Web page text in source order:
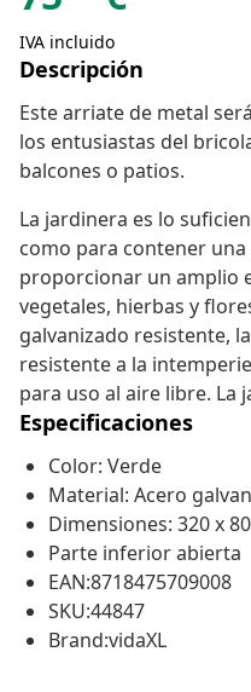
IVA incluido
Descripción
Este arriate de metal
los entusiastas del
balcones o patios.
La jardinera es lo
como para contener
proporcionar un amplio
vegetales, hierbas y
galvanizado resistente,
resistente a la
para uso al aire libre. La
Especificaciones
Color: Verde
Material: Acero
Dimensiones: 320 x
Parte inferior abierta
EAN:8718475709008
SKU:44847
Brand:vidaXL